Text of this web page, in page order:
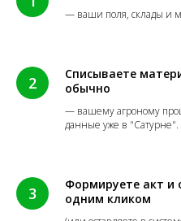
— ваши поля, склады и
Списываете
обычно
— вашему агроному
данные уже в "Сатурне".
Формируете акт и
одним кликом